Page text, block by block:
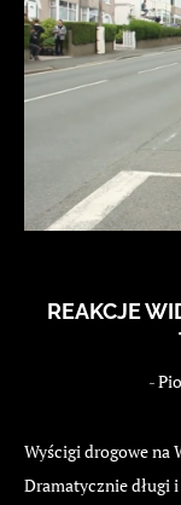
REAKCJE
-
Wyścigi drogowe na
Dramatycznie długi